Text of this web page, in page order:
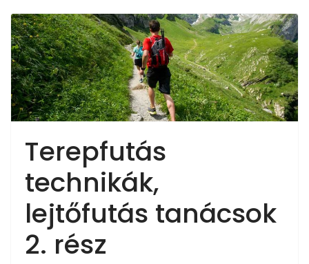
Terepfutás
technikák,
lejtőfutás tanácsok
2. rész